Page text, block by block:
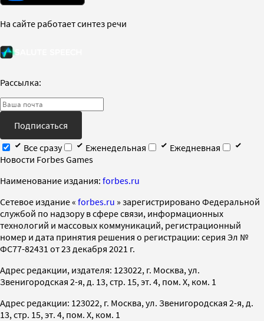
На сайте работает синтез речи
Рассылка:
Подписаться
Все сразу
Еженедельная
Ежедневная
Новости Forbes Games
Наименование издания: forbes.ru
Cетевое издание « forbes.ru » зарегистрировано Федеральной
службой по надзору в сфере связи, информационных
технологий и массовых коммуникаций, регистрационный
номер и дата принятия решения о регистрации: серия Эл №
ФС77-82431 от 23 декабря 2021 г.
Адрес редакции, издателя: 123022, г. Москва, ул.
Звенигородская 2-я, д. 13, стр. 15, эт. 4, пом. X, ком. 1
Адрес редакции: 123022, г. Москва, ул. Звенигородская 2-я, д.
13, стр. 15, эт. 4, пом. X, ком. 1